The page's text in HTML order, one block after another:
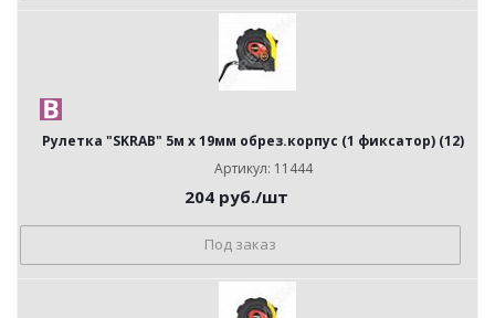
Рулетка "SKRAB" 5м х 19мм обрез.корпус (1 фиксатор) (12)
Артикул: 11444
204 руб./шт
Под заказ